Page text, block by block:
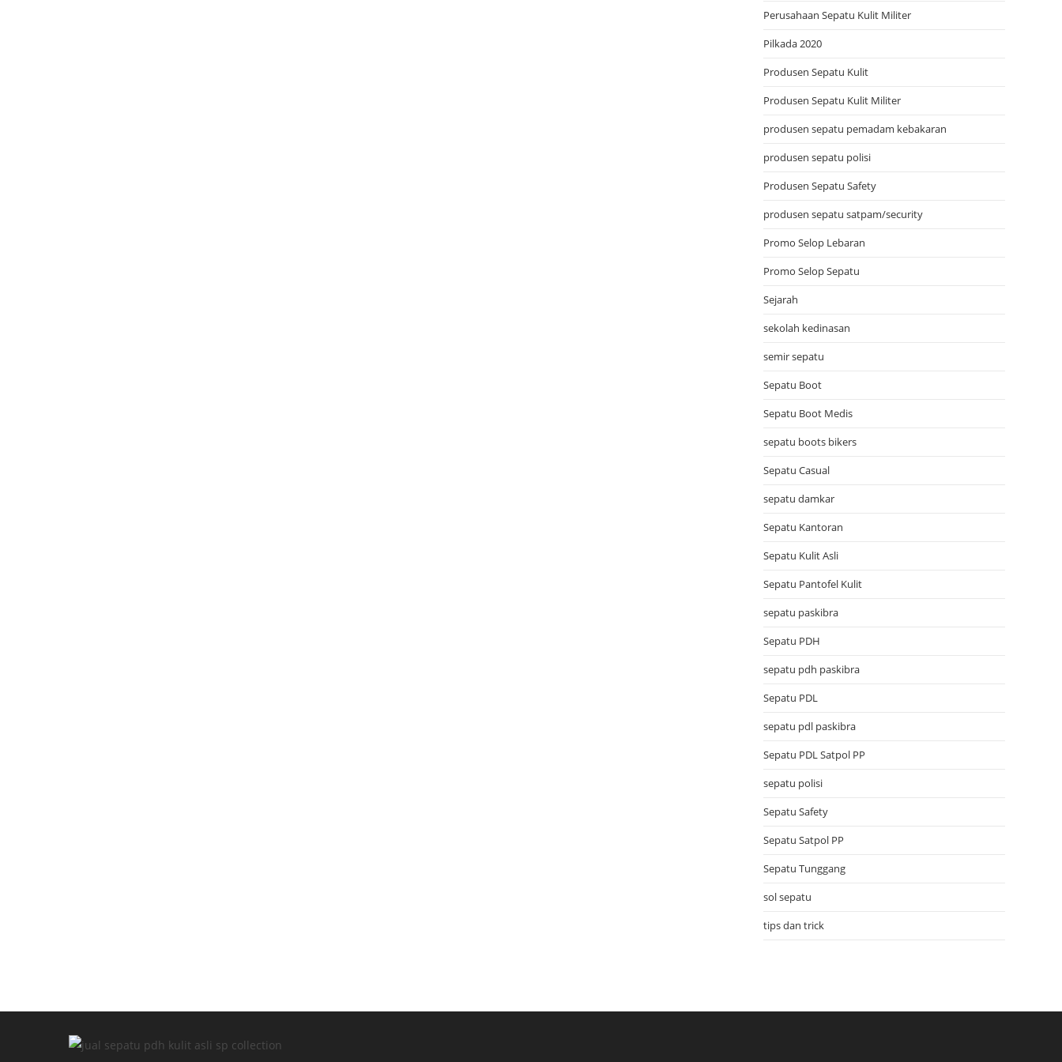
Perusahaan Sepatu Kulit Militer
Pilkada 2020
Produsen Sepatu Kulit
Produsen Sepatu Kulit Militer
produsen sepatu pemadam kebakaran
produsen sepatu polisi
Produsen Sepatu Safety
produsen sepatu satpam/security
Promo Selop Lebaran
Promo Selop Sepatu
Sejarah
sekolah kedinasan
semir sepatu
Sepatu Boot
Sepatu Boot Medis
sepatu boots bikers
Sepatu Casual
sepatu damkar
Sepatu Kantoran
Sepatu Kulit Asli
Sepatu Pantofel Kulit
sepatu paskibra
Sepatu PDH
sepatu pdh paskibra
Sepatu PDL
sepatu pdl paskibra
Sepatu PDL Satpol PP
sepatu polisi
Sepatu Safety
Sepatu Satpol PP
Sepatu Tunggang
sol sepatu
tips dan trick